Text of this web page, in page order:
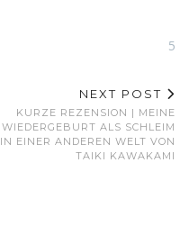
5
NEXT POST
KURZE REZENSION | MEINE
WIEDERGEBURT ALS SCHLEIM
IN EINER ANDEREN WELT VON
TAIKI KAWAKAMI